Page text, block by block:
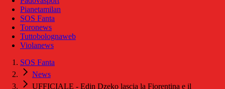
Pianetamilan
SOS Fanta
Toronews
Tuttobolognaweb
Violanews
SOS Fanta
News
UFFICIALE - Edin Dzeko lascia la Fiorentina e il